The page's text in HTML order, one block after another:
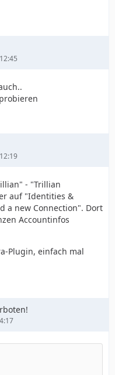
- "Trillian
auf "Identities &
a new Connection". Dort
Accountinfos
Plugin, einfach mal